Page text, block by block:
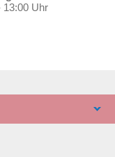
13:00 Uhr